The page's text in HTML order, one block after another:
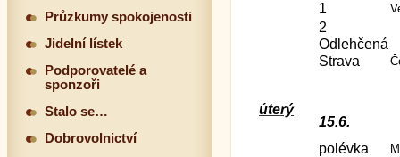
1
2
Odlehčená
Strava
úterý
15.6.
polévka
Průzkumy spokojenosti
Jidelní lístek
Podporovatelé a
sponzoři
Stalo se…
Dobrovolnictví